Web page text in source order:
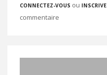
CONNECTEZ-VOUS ou
commentaire